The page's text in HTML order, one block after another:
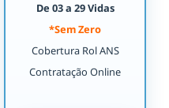
De 03 a 29 Vidas
*Sem Zero
Cobertura Rol ANS
Contratação Online